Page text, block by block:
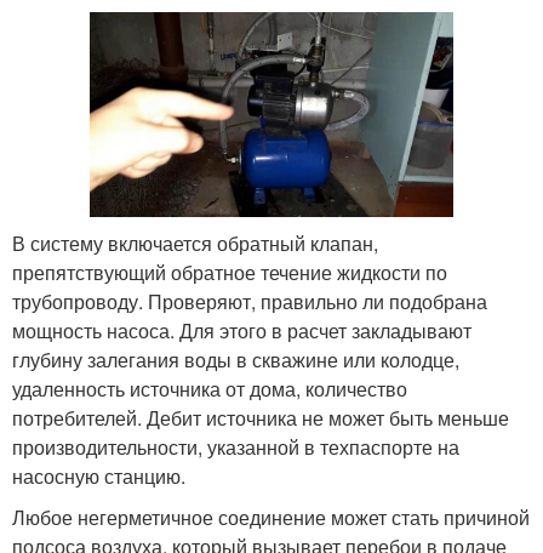
В систему включается обратный клапан,
препятствующий обратное течение жидкости по
трубопроводу. Проверяют, правильно ли подобрана
мощность насоса. Для этого в расчет закладывают
глубину залегания воды в скважине или колодце,
удаленность источника от дома, количество
потребителей. Дебит источника не может быть меньше
производительности, указанной в техпаспорте на
насосную станцию.
Любое негерметичное соединение может стать причиной
подсоса воздуха, который вызывает перебои в подаче